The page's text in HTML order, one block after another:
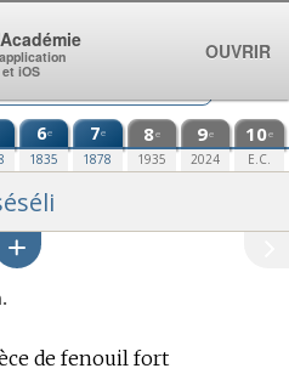
6e
1835
7e
1878
8e
1935
9e
2024
10e
E.C.
de fenouil fort
iOS
OUVRIR